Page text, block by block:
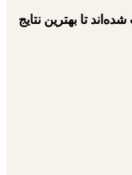
تا بهترین نتایج